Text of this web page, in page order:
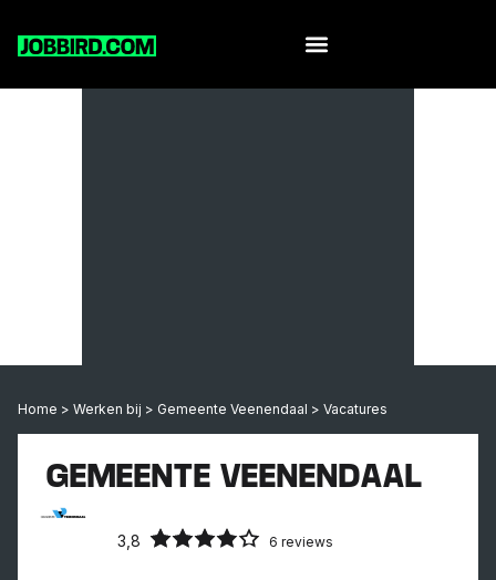
Home > Werken bij > Gemeente Veenendaal > Vacatures
3,8 6 reviews
GEMEENTE VEENENDAAL